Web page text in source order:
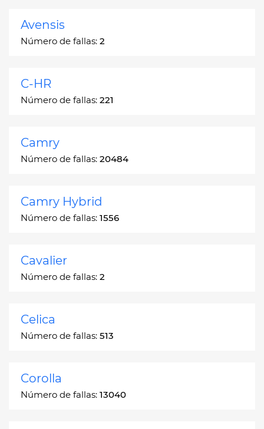
Avensis
Número de fallas: 2
C-HR
Número de fallas: 221
Camry
Número de fallas: 20484
Camry Hybrid
Número de fallas: 1556
Cavalier
Número de fallas: 2
Celica
Número de fallas: 513
Corolla
Número de fallas: 13040